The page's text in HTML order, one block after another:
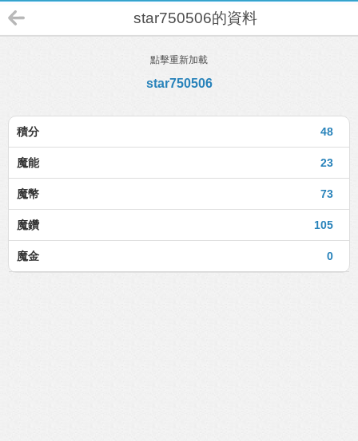
star750506的資料
點擊重新加載
star750506
48
積分
23
魔能
73
魔幣
105
魔鑽
0
魔金